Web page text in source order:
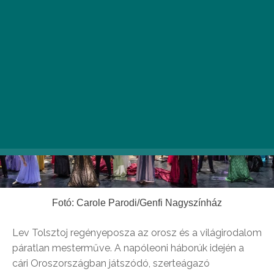
Fotó: Carole Parodi/Genfi Nagyszínház
Lev Tolsztoj regényeposza az orosz és a világirodalom
páratlan mesterműve. A napóleoni háborúk idején a
cári Oroszországban játszódó, szerteágazó